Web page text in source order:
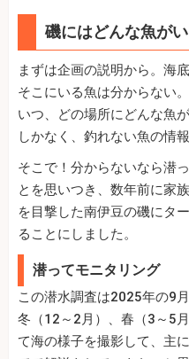
磯にはどんな魚がい
まずは企画の説明から。海
そこにいる魚は分からない
いつ、どの場所にどんな魚
しかなく、釣れない魚の情
そこで！分からないなら潜
とを思いつき、数年前に家
を目撃した南伊豆の磯にタ
ることにしました。
潜ってモニタリング
この潜水調査は2025年の9
冬（12～2月）、春（3～5
て海の様子を撮影して、主